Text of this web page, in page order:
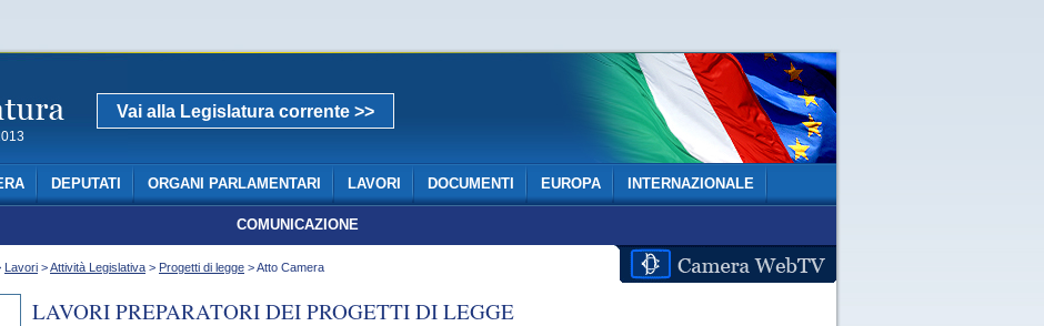
Vai alla Legislatura corrente >>
DEPUTATI ORGANI PARLAMENTARI LAVORI DOCUMENTI EUROPA INTERNAZIONALE
COMUNICAZIONE
Lavori >Attività Legislativa > Progetti di legge > Atto Camera
LAVORI PREPARATORI DEI PROGETTI DI LEGGE